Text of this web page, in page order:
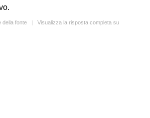
della fonte | Visualizza la risposta completa su